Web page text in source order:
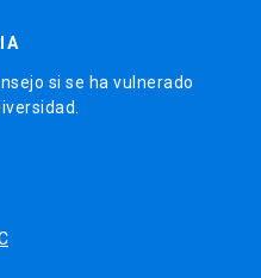
si se ha vulnerado